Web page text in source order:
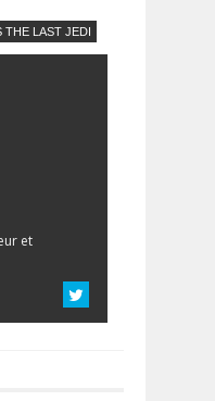
THE LAST JEDI
et